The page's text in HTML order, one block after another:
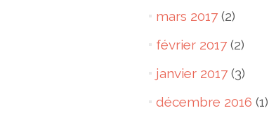
mars 2017(2)
février 2017(2)
janvier 2017(3)
décembre 2016 (1)